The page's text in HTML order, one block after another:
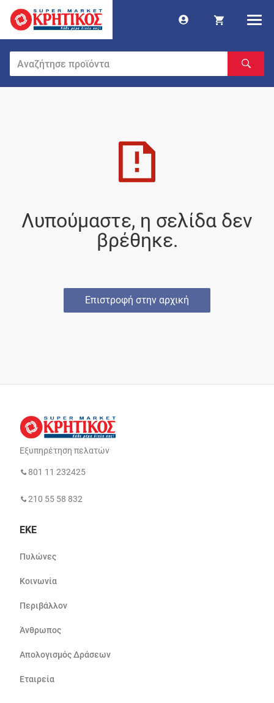
Λυπούμαστε, η σελίδα δεν
βρέθηκε.
Επιστροφή στην αρχική
Εξυπηρέτηση πελατών
801 11 232425
210 55 58 832
ΕΚΕ
Πυλώνες
Κοινωνία
Περιβάλλον
Άνθρωπος
Απολογισμός Δράσεων
Εταιρεία